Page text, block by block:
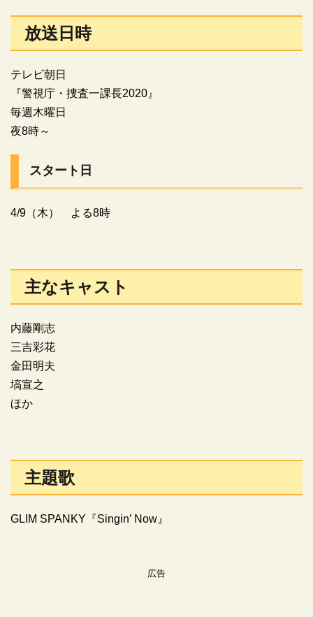
放送日時
テレビ朝日
『警視庁・捜査一課長2020』
毎週木曜日
夜8時～
スタート日
4/9（木） よる8時
主なキャスト
内藤剛志
三吉彩花
金田明夫
塙宣之
ほか
主題歌
GLIM SPANKY『Singin’ Now』
広告